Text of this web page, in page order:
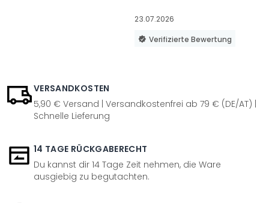
23.07.2026
Verifizierte Bewertung
VERSANDKOSTEN
5,90 € Versand | Versandkostenfrei ab 79 € (DE/AT) |
Schnelle Lieferung
14 TAGE RÜCKGABERECHT
Du kannst dir 14 Tage Zeit nehmen, die Ware
ausgiebig zu begutachten.